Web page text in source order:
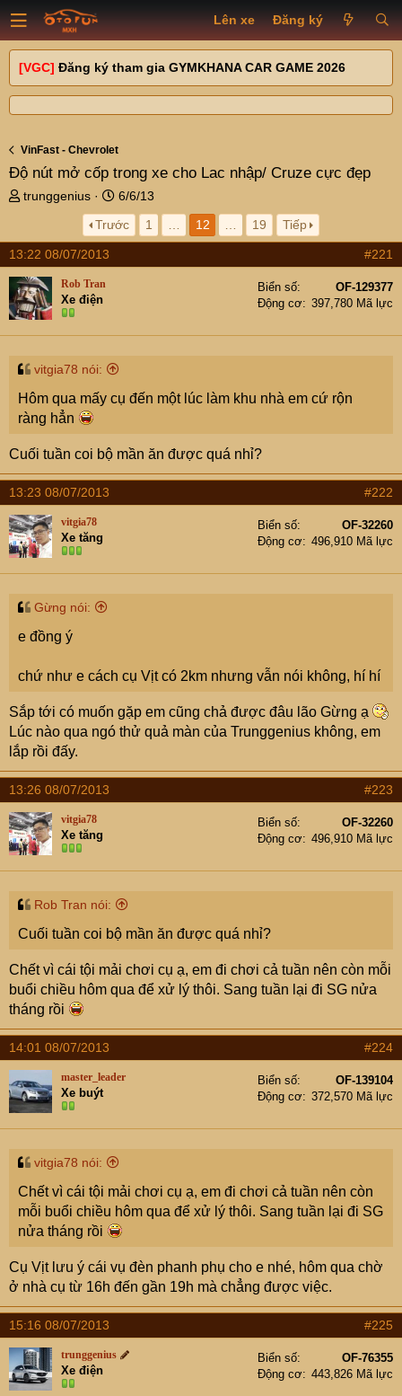
Lên xe Đăng ký
[VGC] Đăng ký tham gia GYMKHANA CAR GAME 2026
VinFast - Chevrolet
Độ nút mở cốp trong xe cho Lac nhập/ Cruze cực đẹp
T
e
a
d
s
t
t
r
trunggenius
N
g
à
y
6/6/13
Trước
1 12 19 Tiếp
13:22 08/07/2013 #221
Rob Tran
Xe điện
Biển số
OF-129377
Động cơ
397,780 Mã lực
vitgia78 nói:
Hôm qua mấy cụ đến một lúc làm khu nhà em cứ rộn
ràng hẳn
Cuối tuần coi bộ mần ăn được quá nhỉ?
13:23 08/07/2013 #222
vitgia78
Xe tăng
Biển số
OF-32260
Động cơ
496,910 Mã lực
Gừng nói:
e đồng ý
chứ như e cách cụ Vịt có 2km nhưng vẫn nói không, hí hí
Sắp tới có muốn gặp em cũng chả được đâu lão Gừng ạ
Lúc nào qua ngó thử quả màn của Trunggenius không, em
lắp rồi đấy.
13:26 08/07/2013 #223
vitgia78
Xe tăng
Biển số
OF-32260
Động cơ
496,910 Mã lực
Rob Tran nói:
Cuối tuần coi bộ mần ăn được quá nhỉ?
Chết vì cái tội mải chơi cụ ạ, em đi chơi cả tuần nên còn mỗi
buổi chiều hôm qua để xử lý thôi. Sang tuần lại đi SG nửa
tháng rồi
14:01 08/07/2013 #224
master_leader
Xe buýt
Biển số
OF-139104
Động cơ
372,570 Mã lực
vitgia78 nói:
Chết vì cái tội mải chơi cụ ạ, em đi chơi cả tuần nên còn
mỗi buổi chiều hôm qua để xử lý thôi. Sang tuần lại đi SG
nửa tháng rồi
Cụ Vịt lưu ý cái vụ đèn phanh phụ cho e nhé, hôm qua chờ
ở nhà cụ từ 16h đến gần 19h mà chẳng được việc.
15:16 08/07/2013 #225
trunggenius
Xe điện
Biển số
OF-76355
Động cơ
443,826 Mã lực